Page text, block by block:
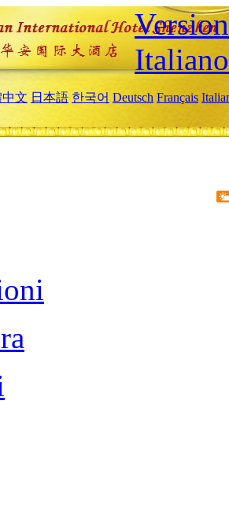
Italiano
文 日本語 한국어 Deutsch Français